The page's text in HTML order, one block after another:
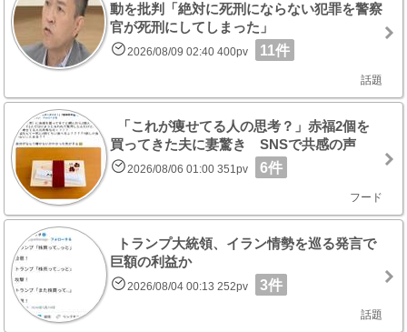
動を批判「絶対に死刑にならない犯罪を警察
官が死刑にしてしまった」
2026/08/09 02:40 400pv 11件
話題
「これが痩せてる人の思考？」赤福2個を
買ってきた夫に妻驚き SNSで共感の声
2026/08/06 01:00 351pv 6件
フード
トランプ大統領、イラン情勢を巡る発言で
巨額の利益か
2026/08/04 00:13 252pv 3件
話題